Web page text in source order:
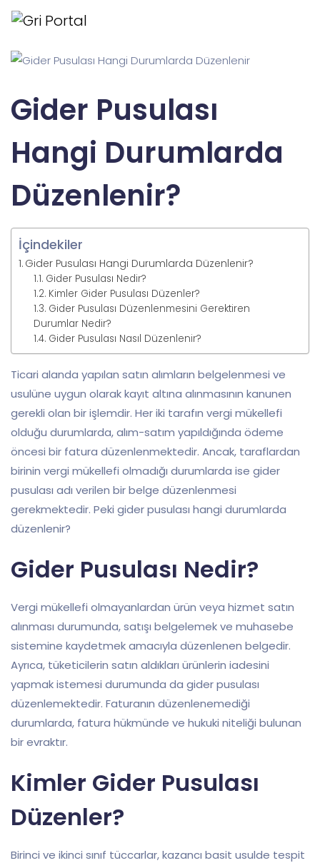
Gider Pusulası
Hangi Durumlarda
Düzenlenir?
İçindekiler
Gider Pusulası Hangi Durumlarda Düzenlenir?
Gider Pusulası Nedir?
Kimler Gider Pusulası Düzenler?
Gider Pusulası Düzenlenmesini Gerektiren
Durumlar Nedir?
Gider Pusulası Nasıl Düzenlenir?
Ticari alanda yapılan satın alımların belgelenmesi ve
usulüne uygun olarak kayıt altına alınmasının kanunen
gerekli olan bir işlemdir. Her iki tarafın vergi mükellefi
olduğu durumlarda, alım-satım yapıldığında ödeme
öncesi bir fatura düzenlenmektedir. Ancak, taraflardan
birinin vergi mükellefi olmadığı durumlarda ise gider
pusulası adı verilen bir belge düzenlenmesi
gerekmektedir. Peki gider pusulası hangi durumlarda
düzenlenir?
Gider Pusulası Nedir?
Vergi mükellefi olmayanlardan ürün veya hizmet satın
alınması durumunda, satışı belgelemek ve muhasebe
sistemine kaydetmek amacıyla düzenlenen belgedir.
Ayrıca, tüketicilerin satın aldıkları ürünlerin iadesini
yapmak istemesi durumunda da gider pusulası
düzenlemektedir. Faturanın düzenlenemediği
durumlarda, fatura hükmünde ve hukuki niteliği bulunan
bir evraktır.
Kimler Gider Pusulası
Düzenler?
Birinci ve ikinci sınıf tüccarlar, kazancı basit usulde tespit